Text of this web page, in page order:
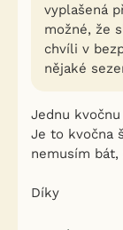
vyplašená
možné, že
chvíli v
nějaké
Jednu
Je to kvočna
nemusím bát,
Díky